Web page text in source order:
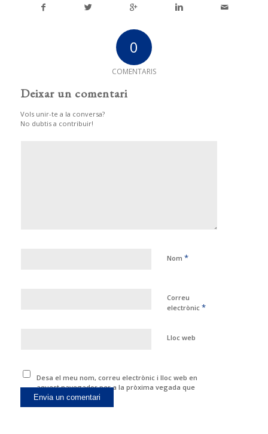
0
COMENTARIS
Deixar un comentari
Vols unir-te a la conversa?
No dubtis a contribuir!
Nom *
Correu
electrònic *
Lloc web
Desa el meu nom, correu electrònic i lloc web en
aquest navegador per a la pròxima vegada que
comenti.